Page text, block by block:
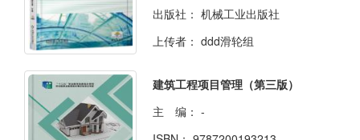
出版社： 机械工业出版社
上传者： ddd滑轮组
建筑工程项目管理（第三版）
主 编： -